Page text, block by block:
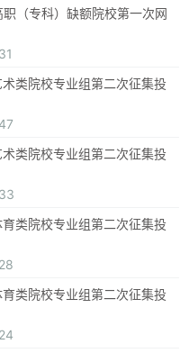
（专科）缺额院校第一次网
类院校专业组第二次征集投
类院校专业组第二次征集投
类院校专业组第二次征集投
类院校专业组第二次征集投